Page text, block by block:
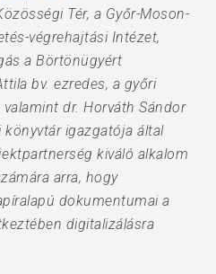
Tér, a Győr-Moson-
végrehajtási Intézet,
a Börtönügyért
bv. ezredes, a győri
dr. Horváth Sándor
könyvtár igazgatója által
kiváló alkalom
arra, hogy
dokumentumai a
digitalizálásra